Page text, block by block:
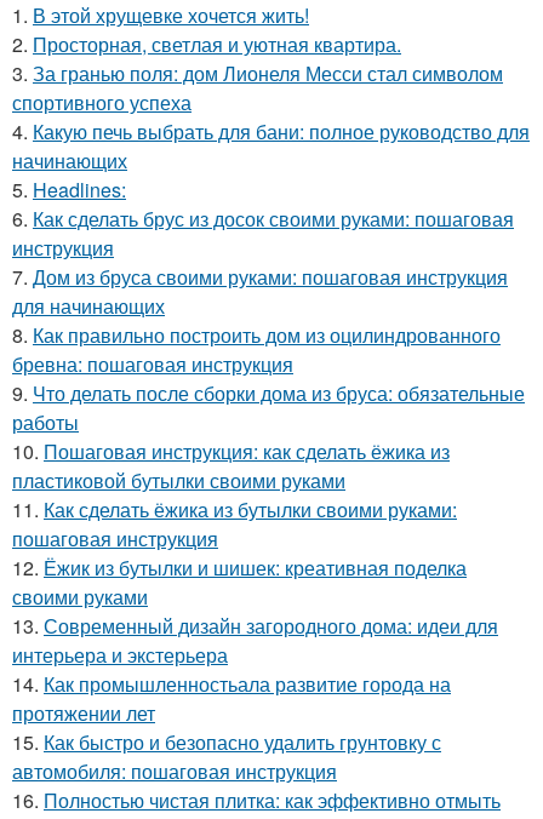
1. В этой хрущевке хочется жить!
2. Просторная, светлая и уютная квартира.
3. За гранью поля: дом Лионеля Месси стал символом
спортивного успеха
4. Какую печь выбрать для бани: полное руководство для
начинающих
5. Headlines:
6. Как сделать брус из досок своими руками: пошаговая
инструкция
7. Дом из бруса своими руками: пошаговая инструкция
для начинающих
8. Как правильно построить дом из оцилиндрованного
бревна: пошаговая инструкция
9. Что делать после сборки дома из бруса: обязательные
работы
10. Пошаговая инструкция: как сделать ёжика из
пластиковой бутылки своими руками
11. Как сделать ёжика из бутылки своими руками:
пошаговая инструкция
12. Ёжик из бутылки и шишек: креативная поделка
своими руками
13. Современный дизайн загородного дома: идеи для
интерьера и экстерьера
14. Как промышленностьала развитие города на
протяжении лет
15. Как быстро и безопасно удалить грунтовку с
автомобиля: пошаговая инструкция
16. Полностью чистая плитка: как эффективно отмыть